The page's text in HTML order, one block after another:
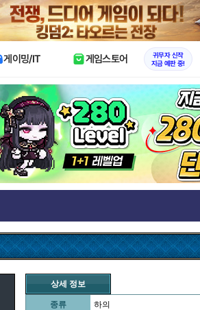
X
게이밍/IT 게임스토어
귀무자 신작
지금 예판 중!
상세 정보
종류 하의